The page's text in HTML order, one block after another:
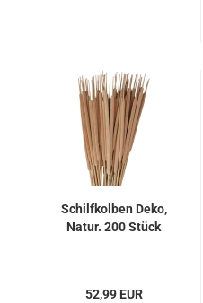
Schilfkolben Deko,
Natur. 200 Stück
52,99 EUR